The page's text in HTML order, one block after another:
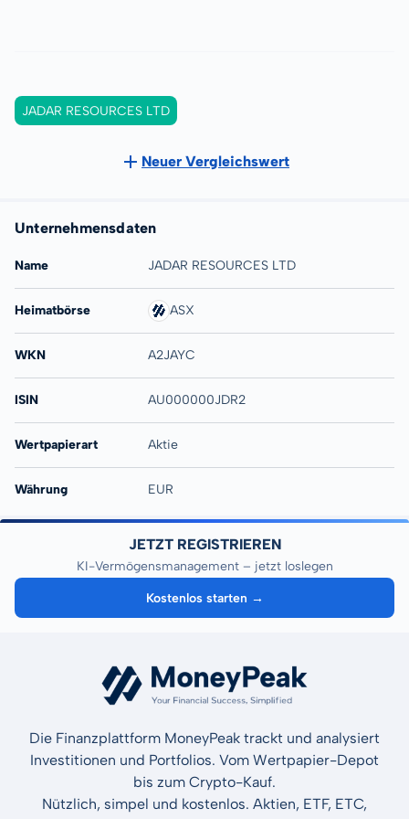
JADAR RESOURCES LTD
Neuer Vergleichswert
Unternehmensdaten
Name JADAR RESOURCES LTD
Heimatbörse ASX
WKN A2JAYC
ISIN AU000000JDR2
Wertpapierart Aktie
Währung EUR
JETZT REGISTRIEREN
KI-Vermögensmanagement – jetzt loslegen
Kostenlos starten →
Die Finanzplattform MoneyPeak trackt und analysiert
Investitionen und Portfolios. Vom Wertpapier-Depot
bis zum Crypto-Kauf.
Nützlich, simpel und kostenlos. Aktien, ETF, ETC,